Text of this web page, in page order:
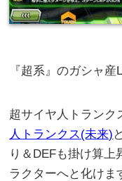
『超系』のガシャ
超サイヤ人トランク
人トランクス(未来)
り＆DEFも掛け算上
ラクターへと化けま